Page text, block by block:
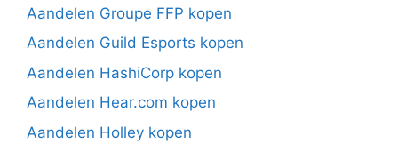
Aandelen Groupe FFP kopen
Aandelen Guild Esports kopen
Aandelen HashiCorp kopen
Aandelen Hear.com kopen
Aandelen Holley kopen